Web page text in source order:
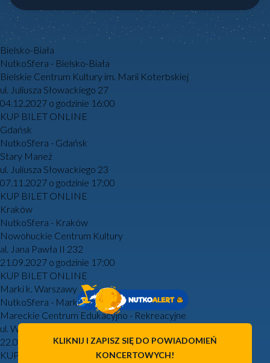
18.10.2027 SZCZECIN
Bielsko-Biała
NutkoSfera - Bielsko-Biała
Bielskie Centrum Kultury im. Marii Koterbskiej
ul. Juliusza Słowackiego 27
04.12.2027 o godzinie 16:00
KUP BILET ONLINE
Gdańsk
NutkoSfera - Gdańsk
Stary Maneż
ul. Juliusza Słowackiego 23
07.11.2027 o godzinie 17:00
KUP BILET ONLINE
Kraków
NutkoSfera - Kraków
Nowohuckie Centrum Kultury
al. Jana Pawła II 232
21.09.2027 o godzinie 17:00
KUP BILET ONLINE
Marki k. Warszawy
NutkoSfera - Marki
Mareckie Centrum Edukacyjno - Rekreacyjne
ul. Wspólna 40
22.09.2027 o godzinie 17:00
KUP BILET ONLINE
KLIKNIJ I ZAPISZ SIĘ DO POWIADOMIEŃ
KONCERTOWYCH!